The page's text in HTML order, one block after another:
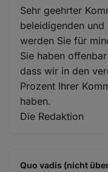
Sehr geehrter
beleidigenden und
werden Sie für
Sie haben
dass wir in den
Prozent Ihrer
haben.
Die Redaktion
Quo vadis (nicht